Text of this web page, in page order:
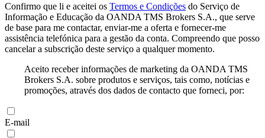
Confirmo que li e aceitei os Termos e Condições do Serviço de
Informação e Educação da OANDA TMS Brokers S.A., que serve
de base para me contactar, enviar-me a oferta e fornecer-me
assistência telefónica para a gestão da conta. Compreendo que posso
cancelar a subscrição deste serviço a qualquer momento.
Aceito receber informações de marketing da OANDA TMS
Brokers S.A. sobre produtos e serviços, tais como, notícias e
promoções, através dos dados de contacto que forneci, por:
E-mail